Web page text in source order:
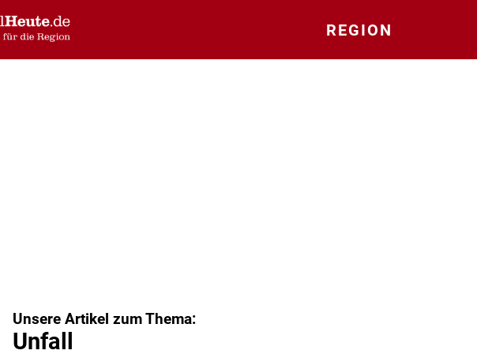
REGION
Unsere Artikel zum Thema:
Unfall